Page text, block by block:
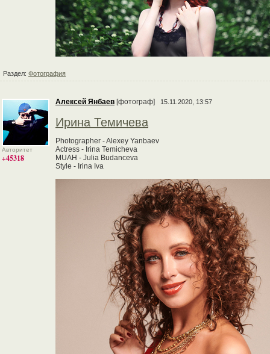
Раздел: Фотография
Авторитет
+45318
Алексей Янбаев [фотограф] 15.11.2020, 13:57
Ирина Темичева
Photographer - Alexey Yanbaev
Actress - Irina Temicheva
MUAH - Julia Budanceva
Style - Irina Iva